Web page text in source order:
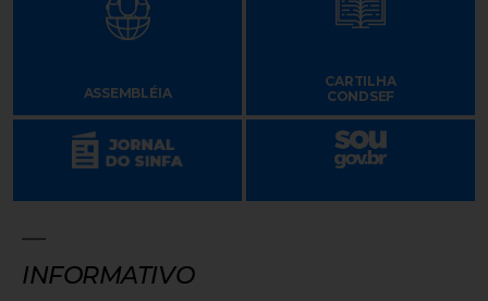
ASSEMBLÉIA
CARTILHA
CONDSEF
INFORMATIVO